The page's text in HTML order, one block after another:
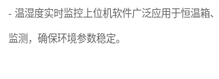
- 温湿度实时监控上位机软件广泛应用于恒温箱
监测，确保环境参数稳定。